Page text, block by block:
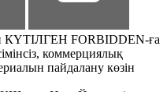
КҮТІЛГЕН FORBIDDEN-ға
коммерциялық
пайдалану көзін